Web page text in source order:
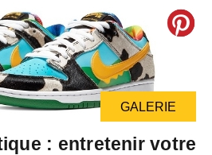
GALERIE
GALERIE
: entretenir votre